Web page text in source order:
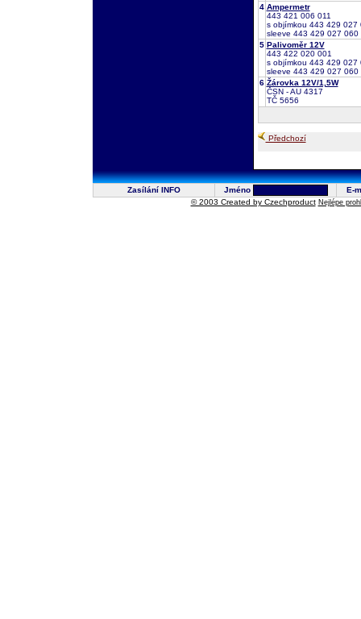
4 Ampermetr
443 421 006 011
s objímkou 443 429 027
sleeve 443 429 027 060
5 Palivoměr 12V
443 422 020 001
s objímkou 443 429 027
sleeve 443 429 027 060
6 Žárovka 12V/1,5W
ČSN - AU 4317
TČ 5656
Předchozí
Zasílání INFO Jméno
E-
© 2003 Created by Czechproduct Nejlépe